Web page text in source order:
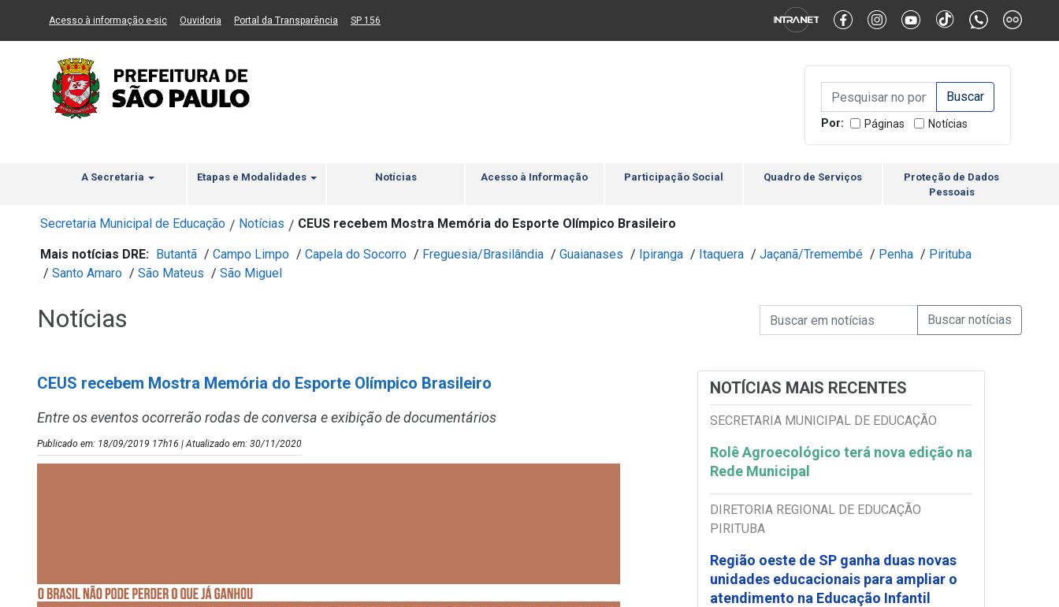
Ir ao Conteúdo Ir para menu principal 2 Ir para busca Ir para rodapé Alternar Alto Contraste Alternar Tamanho da Fonte
Acesso à informação e-sic(Link para um novo sítio)
Ouvidoria (Link para um novo sítio)
Portal da Transparência (Link para um novo sítio)
SP 156
Campo de Busca de
Campo de Busca de informaçõesEnviar a Busca
Por: Páginas Notícias
A Secretaria Etapas e Modalidades Notícias Acesso à Informação Participação Social Quadro de Serviços
Proteção de Dados
Pessoais
Secretaria Municipal de Educação / Notícias / CEUS recebem Mostra Memória do Esporte Olímpico Brasileiro
Mais notícias DRE: Butantã / Campo Limpo / Capela do Socorro / Freguesia/Brasilândia / Guaianases / Ipiranga / Itaquera / Jaçanã/Tremembé / Penha / Pirituba
/ Santo Amaro / São Mateus / São Miguel
Notícias Campo de Busca de Notícias
Campo de Busca de informaçõesEnviar a Busca de
CEUS recebem Mostra Memória do Esporte Olímpico Brasileiro
Entre os eventos ocorrerão rodas de conversa e exibição de documentários
Publicado em: 18/09/2019 17h16 | Atualizado em: 30/11/2020
NOTÍCIAS MAIS RECENTES
SECRETARIA MUNICIPAL DE EDUCAÇÃO
Rolê Agroecológico terá nova edição na
Rede Municipal
DIRETORIA REGIONAL DE EDUCAÇÃO
PIRITUBA
Região oeste de SP ganha duas novas
unidades educacionais para ampliar o
atendimento na Educação Infantil